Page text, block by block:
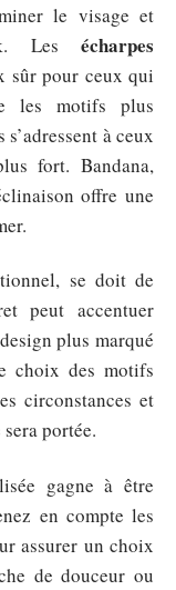
le visage et
Les écharpes
sûr pour ceux qui
les motifs plus
à ceux
fort. Bandana,
offre une
se doit de
peut accentuer
plus marqué
choix des motifs
circonstances et
portée.
gagne à être
en compte les
assurer un choix
de douceur ou